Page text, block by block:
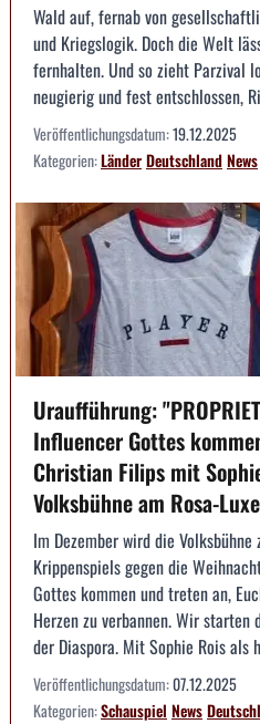
Wald auf, fernab von
und Kriegslogik. Doch die Welt
fernhalten. Und so zieht Parzival
neugierig und fest entschlossen,
Veröffentlichungsdatum:19.12.2025
Kategorien:LänderDeutschlandNews
Uraufführung:
Influencer Gottes
Christian Filips mit
Volksbühne am Rosa-
Im Dezember wird die
Krippenspiels gegen die
Gottes kommen und treten an,
Herzen zu verbannen. Wir
der Diaspora. Mit Sophie Rois als
Veröffentlichungsdatum:07.12.2025
Kategorien:Schauspiel News